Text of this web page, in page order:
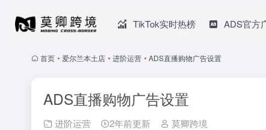
TikTok实时热榜 ADS官方
首页 • 爱尔兰本土店 • 进阶运营 • ADS直播购物广告设置
ADS直播购物广告设置
进阶运营 2年前更新 莫卿跨境